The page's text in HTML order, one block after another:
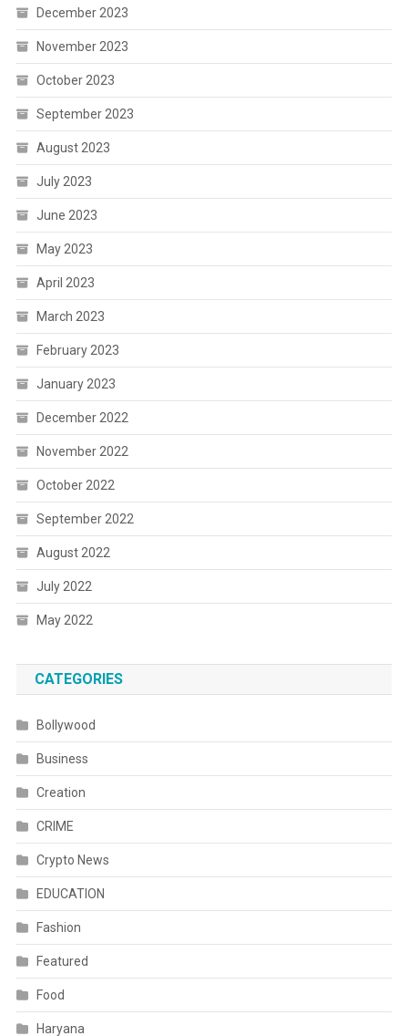
December 2023
November 2023
October 2023
September 2023
August 2023
July 2023
June 2023
May 2023
April 2023
March 2023
February 2023
January 2023
December 2022
November 2022
October 2022
September 2022
August 2022
July 2022
May 2022
CATEGORIES
Bollywood
Business
Creation
CRIME
Crypto News
EDUCATION
Fashion
Featured
Food
Haryana